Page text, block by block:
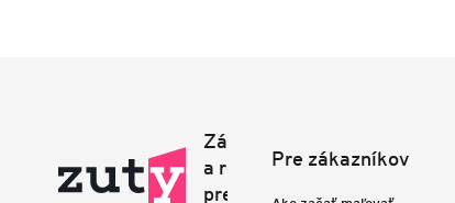
Pre zákazníkov